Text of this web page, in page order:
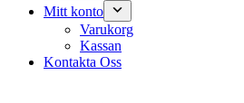
Mitt konto
Varukorg
Kassan
Kontakta Oss